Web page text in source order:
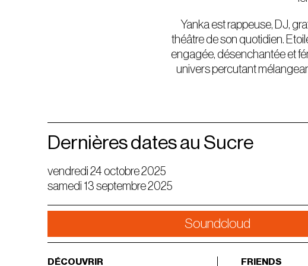
Yanka est rappeuse, DJ,
théâtre de son quotidien.
engagée, désenchantée et
univers percutant
Dernières dates au Sucre
vendredi 24 octobre 2025
samedi 13 septembre 2025
Soundcloud
DÉCOUVRIR FRIENDS